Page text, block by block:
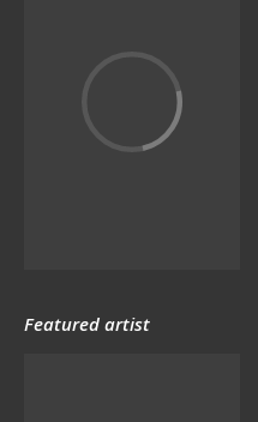
Featured artist